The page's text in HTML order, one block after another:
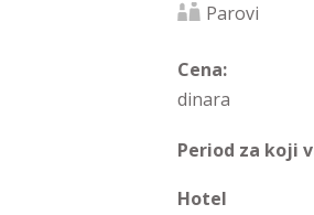
Parovi
Cena:
dinara
Period za koji
Hotel